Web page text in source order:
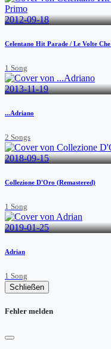
2012-09-18
Celentano Hit Parade / Le Volte
1 Song
2013-11-19
...Adriano
2 Songs
2018-09-15
Collezione D'Oro (Remastered)
1 Song
2019-01-25
Adrian
1 Song
Schließen
Fehler melden